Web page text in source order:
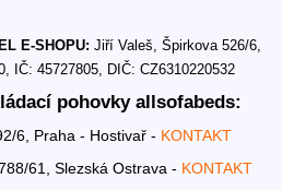
E-SHOPU:Jiří Valeš, Špirkova 526/6,
IČ: 45727805, DIČ: CZ6310220532
pohovky allsofabeds:
6, Praha - Hostivař - KONTAKT
61, Slezská Ostrava - KONTAKT